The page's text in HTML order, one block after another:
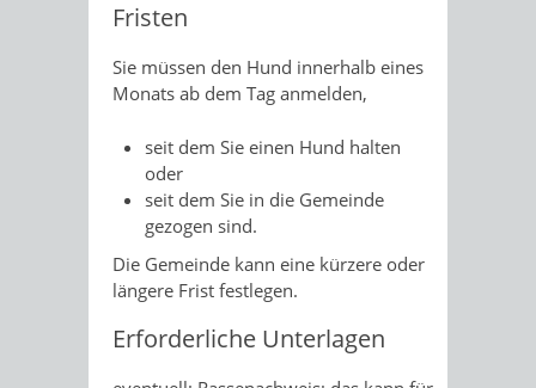
Fristen
Sie müssen den Hund innerhalb eines
Monats ab dem Tag anmelden,
seit dem Sie einen Hund halten
oder
seit dem Sie in die Gemeinde
gezogen sind.
Die Gemeinde kann eine kürzere oder
längere Frist festlegen.
Erforderliche Unterlagen